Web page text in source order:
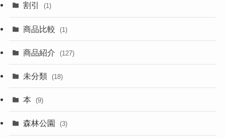
割引 (1)
商品比較 (1)
商品紹介 (127)
未分類 (18)
本 (9)
森林公園 (3)